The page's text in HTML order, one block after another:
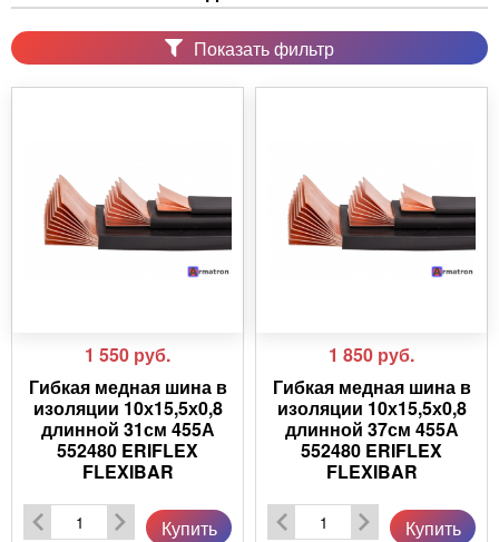
Показать фильтр
1 550 руб.
Гибкая медная шина в
изоляции 10х15,5х0,8
длинной 31см 455А
552480 ERIFLEX
FLEXIBAR
Купить
1 850 руб.
Гибкая медная шина в
изоляции 10х15,5х0,8
длинной 37см 455А
552480 ERIFLEX
FLEXIBAR
Купить